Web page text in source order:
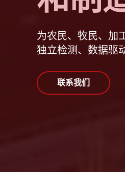
为农民、牧民、加
独立检测、数据驱
联系我们